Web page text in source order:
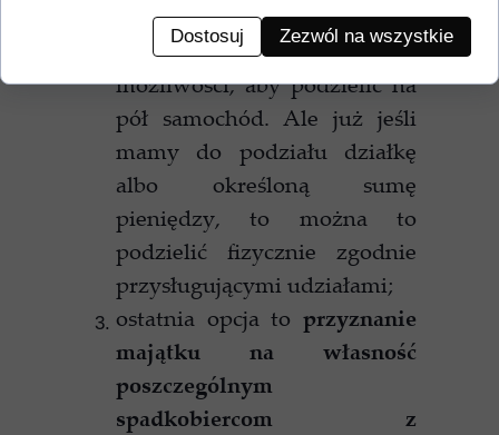
zgodnie ze swoim
przeznaczeniem. Np. nie ma
możliwości, aby podzielić na
pół samochód. Ale już jeśli
mamy do podziału działkę
albo określoną sumę
pieniędzy, to można to
podzielić fizycznie zgodnie
przysługującymi udziałami;
ostatnia opcja to przyznanie
majątku na własność
poszczególnym
spadkobiercom z
Dostosuj Zezwól na wszystkie